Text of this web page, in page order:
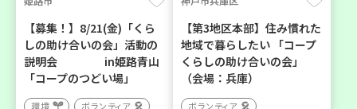
【募集！】8/21(金)「くら
しの助け合いの会」活動の
説明会 in姫路青山
「コープのつどい場」
環境
ボランティア
【第3地区本部】住み慣れた
地域で暮らしたい 「コープ
くらしの助け合いの会」
（会場：兵庫）
ボランティア